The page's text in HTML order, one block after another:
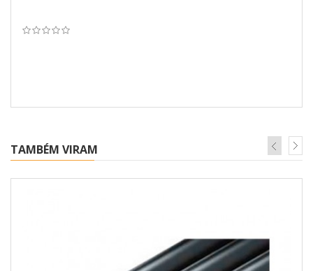
TAMBÉM VIRAM